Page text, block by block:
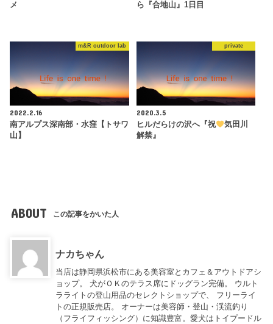
メ
ら『合地山』1日目
m&R outdoor lab
2022.2.16
南アルプス深南部・水窪【トサワ
山】
private
2020.3.5
ヒルだらけの沢へ『祝
気田川
解禁』
ABOUT この記事をかいた人
ナカちゃん
当店は静岡県浜松市にある美容室とカフェ＆アウトドアシ
ョップ。 犬がＯＫのテラス席にドッグラン完備。 ウルト
ラライトの登山用品のセレクトショップで、 フリーライ
トの正規販売店。 オーナーは美容師・登山・渓流釣り
（フライフィッシング）に知識豊富。愛犬はトイプードル